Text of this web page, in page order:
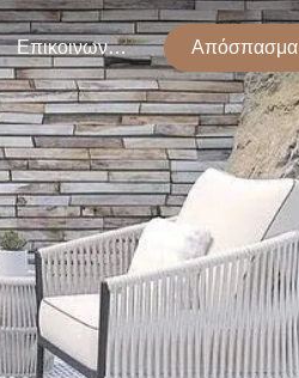
Επικοινωνήστε Μαζί Μας Απόσπασμα